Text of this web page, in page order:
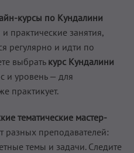
курсы по Кундалини
практические занятия,
регулярно и идти по
выбрать курс Кундалини
и уровень — для
практикует.
тематические мастер-
разных преподавателей:
темы и задачи. Следите